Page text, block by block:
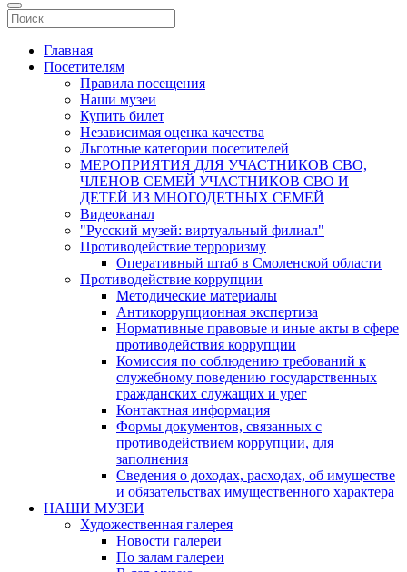
Главная
Посетителям
Правила посещения
Наши музеи
Купить билет
Независимая оценка качества
Льготные категории посетителей
МЕРОПРИЯТИЯ ДЛЯ УЧАСТНИКОВ СВО,
ЧЛЕНОВ СЕМЕЙ УЧАСТНИКОВ СВО И
ДЕТЕЙ ИЗ МНОГОДЕТНЫХ СЕМЕЙ
Видеоканал
"Русский музей: виртуальный филиал"
Противодействие терроризму
Оперативный штаб в Смоленской области
Противодействие коррупции
Методические материалы
Антикоррупционная экспертиза
Нормативные правовые и иные акты в сфере
противодействия коррупции
Комиссия по соблюдению требований к
служебному поведению государственных
гражданских служащих и урег
Контактная информация
Формы документов, связанных с
противодействием коррупции, для
заполнения
Сведения о доходах, расходах, об имуществе
и обязательствах имущественного характера
НАШИ МУЗЕИ
Художественная галерея
Новости галереи
По залам галереи